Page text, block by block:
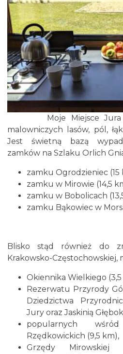
Moje Miejsce Jura
malowniczych lasów, pól,
Jest świetną bazą
zamków na Szlaku Orlich
zamku Ogrodzieniec (15
zamku w Mirowie (14,5
zamku w Bobolicach
zamku Bąkowiec w
Blisko stąd również do
Krakowsko-Częstochowskiej,
Okiennika Wielkiego
Rezerwatu Przyrody
Dziedzictwa
Jury oraz Jaskinią
popularnych
Rzędkowickich (9,5 km),
Grzędy